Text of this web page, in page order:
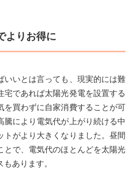
よりお得に
いいとは言っても、現実的には難
宅であれば太陽光発電を設置する
を買わずに自家消費することが可
騰により電気代が上がり続ける中
トがより大きくなりました。昼間
とで、電気代のほとんどを太陽光
あります。